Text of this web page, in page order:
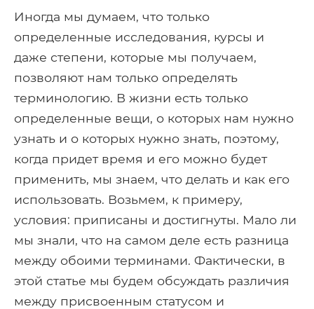
Иногда мы думаем, что только
определенные исследования, курсы и
даже степени, которые мы получаем,
позволяют нам только определять
терминологию. В жизни есть только
определенные вещи, о которых нам нужно
узнать и о которых нужно знать, поэтому,
когда придет время и его можно будет
применить, мы знаем, что делать и как его
использовать. Возьмем, к примеру,
условия: приписаны и достигнуты. Мало ли
мы знали, что на самом деле есть разница
между обоими терминами. Фактически, в
этой статье мы будем обсуждать различия
между присвоенным статусом и